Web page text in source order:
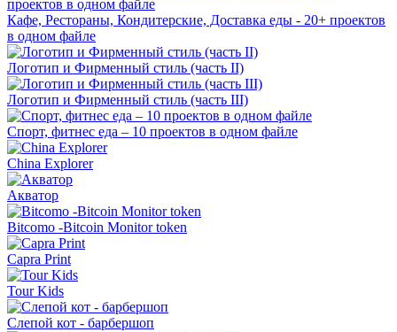
Кафе, Рестораны, Кондитерские, Доставка еды - 20+ проектов
в одном файле
Логотип и Фирменный стиль (часть II)
Логотип и Фирменный стиль (часть III)
Спорт, фитнес еда – 10 проектов в одном файле
China Explorer
Акватор
Bitcomo -Bitcoin Monitor token
Capra Print
Tour Kids
Слепой кот - барбершоп